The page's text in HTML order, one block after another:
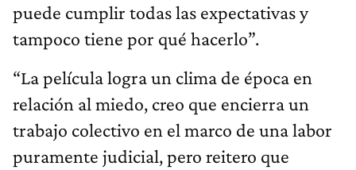
puede cumplir todas las expectativas y
tampoco tiene por qué hacerlo”.
“La película logra un clima de época en
relación al miedo, creo que encierra un
trabajo colectivo en el marco de una labor
puramente judicial, pero reitero que